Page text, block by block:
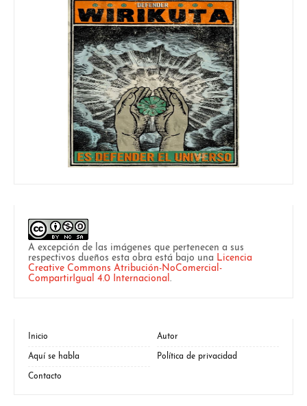
A excepción de las imágenes que pertenecen a sus
respectivos dueños esta obra está bajo una Licencia
Creative Commons Atribución-NoComercial-
CompartirIgual 4.0 Internacional.
Inicio Autor
Aquí se habla Política de privacidad
Contacto